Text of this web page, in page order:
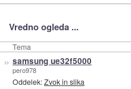
Vredno ogleda ...
Tema
» samsung ue32f5000
pero978
Oddelek:Zvok in slika